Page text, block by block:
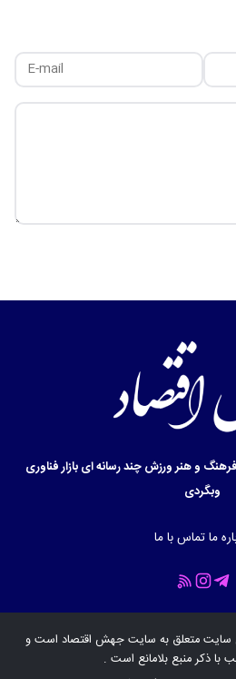
فرهنگ و هنرورزشچند رسانه ایبازارفناوری
وبگردی
ماتماس با ما
سایت متعلق به سایتجهش اقتصاد است و
با ذکر منبع بلامانع است .